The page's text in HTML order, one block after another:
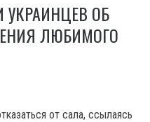
УКРАИНЦЕВ ОБ
ЛЮБИМОГО
от сала, ссылаясь